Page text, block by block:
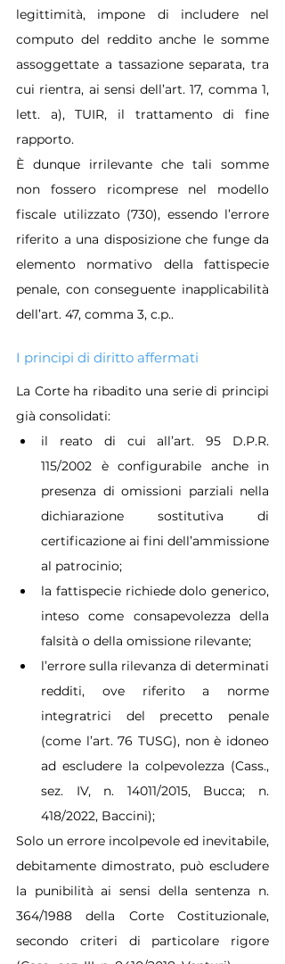
legittimità, impone di includere nel
computo del reddito anche le somme
assoggettate a tassazione separata, tra
cui rientra, ai sensi dell’art. 17, comma 1,
lett. a), TUIR, il trattamento di fine
rapporto.
È dunque irrilevante che tali somme
non fossero ricomprese nel modello
fiscale utilizzato (730), essendo l’errore
riferito a una disposizione che funge da
elemento normativo della fattispecie
penale, con conseguente inapplicabilità
dell’art. 47, comma 3, c.p..
I principi di diritto affermati
La Corte ha ribadito una serie di principi
già consolidati:
il reato di cui all’art. 95 D.P.R.
115/2002 è configurabile anche in
presenza di omissioni parziali nella
dichiarazione sostitutiva di
certificazione ai fini dell’ammissione
al patrocinio;
la fattispecie richiede dolo generico,
inteso come consapevolezza della
falsità o della omissione rilevante;
l’errore sulla rilevanza di determinati
redditi, ove riferito a norme
integratrici del precetto penale
(come l’art. 76 TUSG), non è idoneo
ad escludere la colpevolezza (Cass.,
sez. IV, n. 14011/2015, Bucca; n.
418/2022, Baccini);
Solo un errore incolpevole ed inevitabile,
debitamente dimostrato, può escludere
la punibilità ai sensi della sentenza n.
364/1988 della Corte Costituzionale,
secondo criteri di particolare rigore